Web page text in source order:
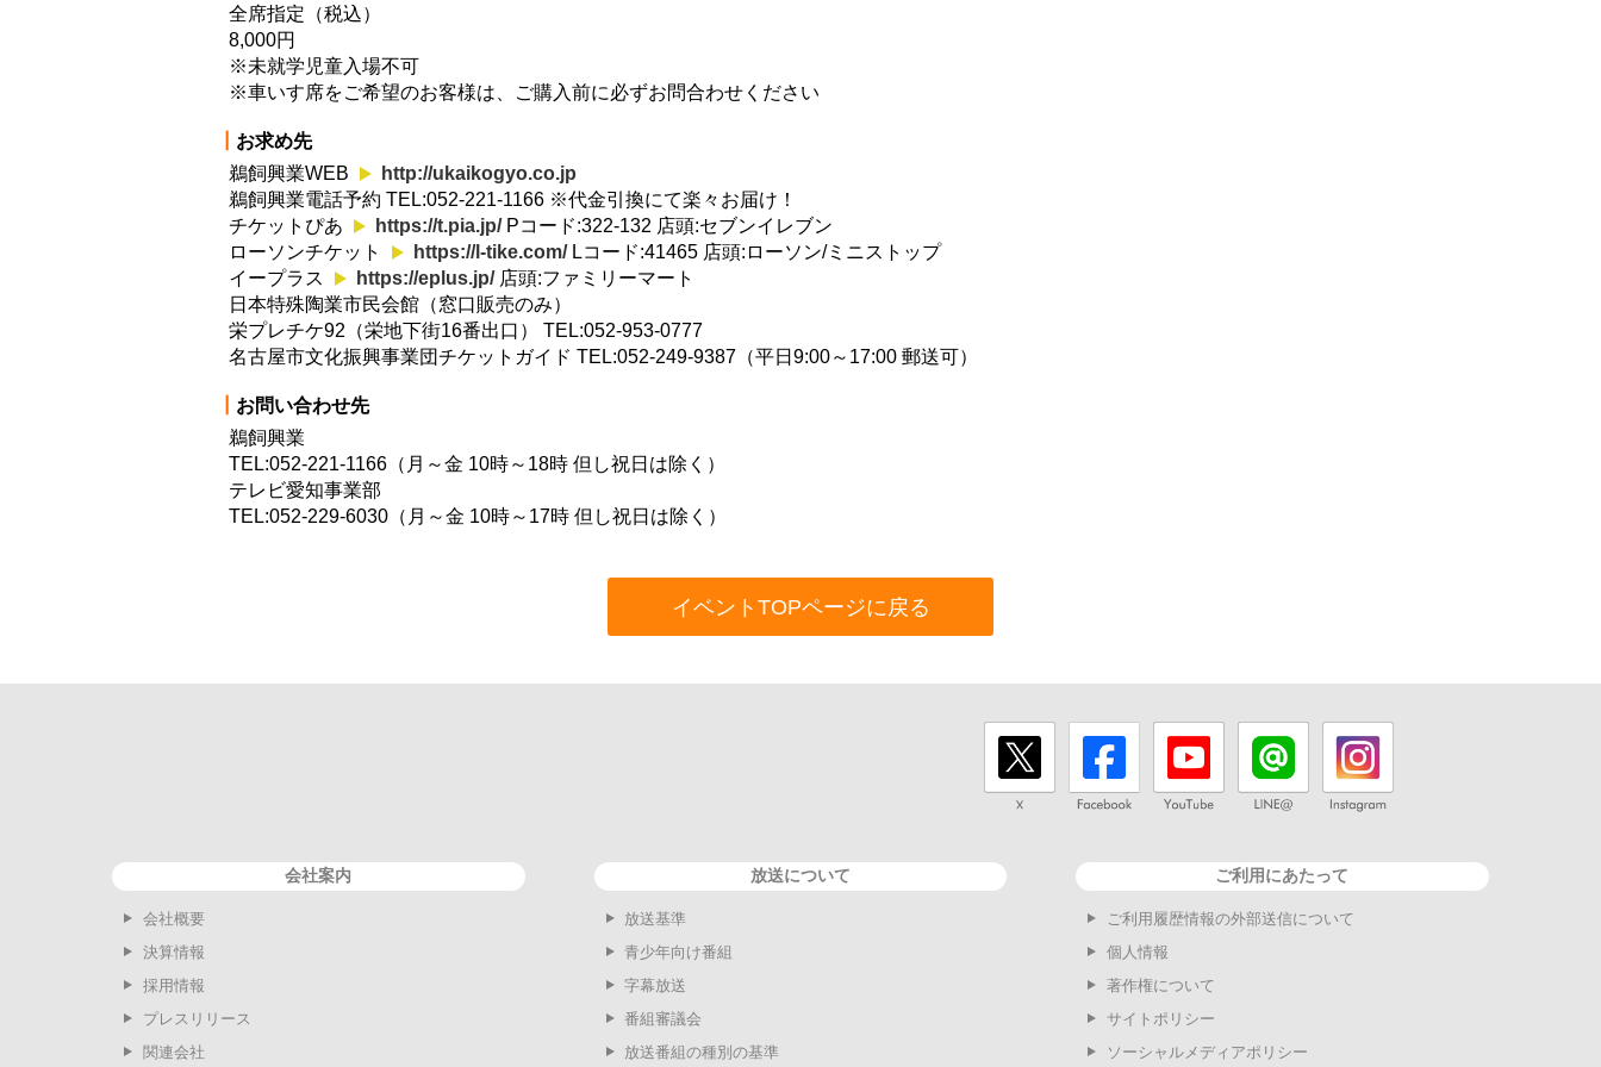
全席指定（税込）
8,000円
※未就学児童入場不可
※車いす席をご希望のお客様は、ご購入前に必ずお問合わせください
お求め先
鵜飼興業WEB
http://ukaikogyo.co.jp
鵜飼興業電話予約 TEL:052-221-1166 ※代金引換にて楽々お届け！
チケットぴあ
https://t.pia.jp/Pコード:322-132 店頭:セブンイレブン
ローソンチケット
https://l-tike.com/Lコード:41465 店頭:ローソン/ミニストップ
イープラス
https://eplus.jp/店頭:ファミリーマート
日本特殊陶業市民会館（窓口販売のみ）
栄プレチケ92（栄地下街16番出口） TEL:052-953-0777
名古屋市文化振興事業団チケットガイド TEL:052-249-9387（平日9:00～17:00 郵送可）
お問い合わせ先
鵜飼興業
TEL:052-221-1166（月～金 10時～18時 但し祝日は除く）
テレビ愛知事業部
TEL:052-229-6030（月～金 10時～17時 但し祝日は除く）
イベントTOPページに戻る
会社案内
会社概要
決算情報
採用情報
プレスリリース
関連会社
放送について
放送基準
青少年向け番組
字幕放送
番組審議会
放送番組の種別の基準
ご利用にあたって
ご利用履歴情報の外部送信について
個人情報
著作権について
サイトポリシー
ソーシャルメディアポリシー